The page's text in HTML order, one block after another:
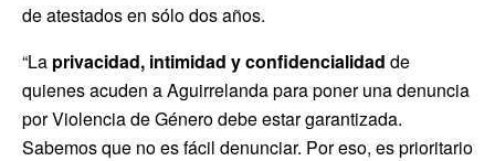
de atestados en sólo dos años.
“La privacidad, intimidad y confidencialidad de
quienes acuden a Aguirrelanda para poner una denuncia
por Violencia de Género debe estar garantizada.
Sabemos que no es fácil denunciar. Por eso, es prioritario